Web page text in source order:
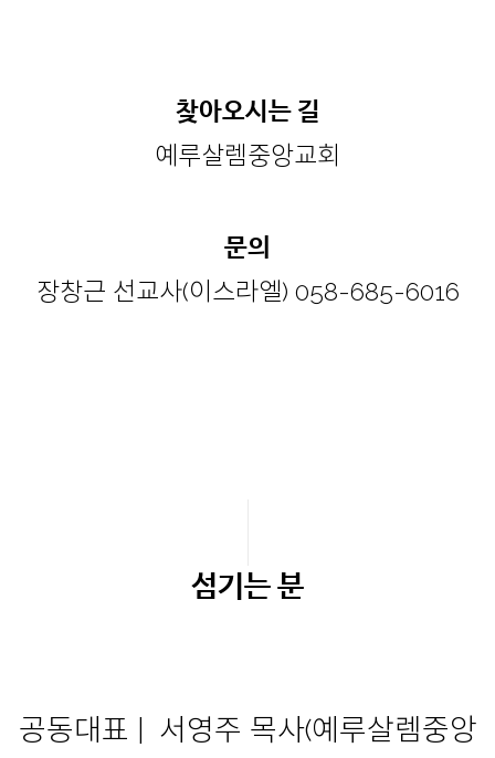
찾아오시는 길
예루살렘중앙교회
문의
장창근 선교사(이스라엘) 058-685-6016
섬기는 분
공동대표 | 서영주 목사(예루살렘중앙